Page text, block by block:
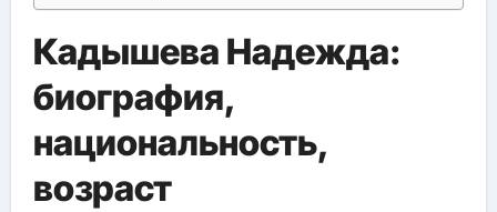
Кадышева Надежда:
биография,
национальность,
возраст